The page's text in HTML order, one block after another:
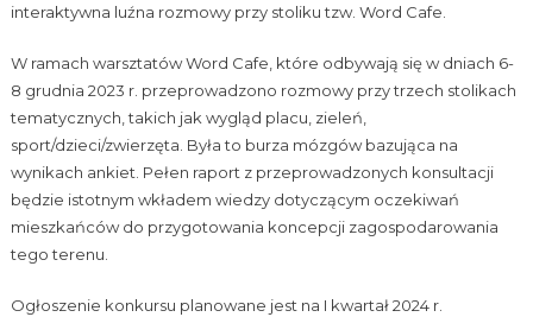
interaktywna luźna rozmowy przy stoliku tzw. Word Cafe.
W ramach warsztatów Word Cafe, które odbywają się w dniach 6-
8 grudnia 2023 r. przeprowadzono rozmowy przy trzech stolikach
tematycznych, takich jak wygląd placu, zieleń,
sport/dzieci/zwierzęta. Była to burza mózgów bazująca na
wynikach ankiet. Pełen raport z przeprowadzonych konsultacji
będzie istotnym wkładem wiedzy dotyczącym oczekiwań
mieszkańców do przygotowania koncepcji zagospodarowania
tego terenu.
Ogłoszenie konkursu planowane jest na I kwartał 2024 r.